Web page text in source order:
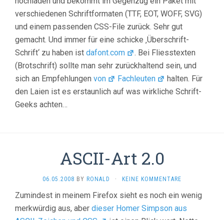
verschiedenen Schriftformaten (TTF, EOT, WOFF, SVG)
und einem passenden CSS-File zurück. Sehr gut
gemacht. Und immer für eine schicke ‚Überschrift-
Schrift‘ zu haben ist dafont.com
. Bei Fliesstexten
(Brotschrift) sollte man sehr zurückhaltend sein, und
sich an Empfehlungen von Fachleuten
halten. Für
den Laien ist es erstaunlich auf was wirkliche Schrift-
Geeks achten…
ASCII-Art 2.0
06.05.2008 BY RONALD · KEINE KOMMENTARE
Zumindest in meinem Firefox sieht es noch ein wenig
merkwürdig aus, aber dieser Homer Simpson aus